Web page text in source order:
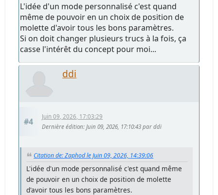
L'idée d'un mode personnalisé c'est quand
même de pouvoir en un choix de position de
molette d'avoir tous les bons paramètres.
Si on doit changer plusieurs trucs à la fois, ça
casse l'intérêt du concept pour moi...
ddi
#4
Juin 09, 2026, 17:03:29
Dernière édition: Juin 09, 2026, 17:10:43 par ddi
Citation de: Zaphod le Juin 09, 2026, 14:39:06
L'idée d'un mode personnalisé c'est quand même
de pouvoir en un choix de position de molette
d'avoir tous les bons paramètres.